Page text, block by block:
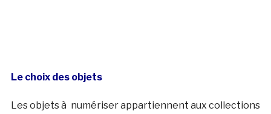
Le choix des objets
Les objets à numériser appartiennent aux collections